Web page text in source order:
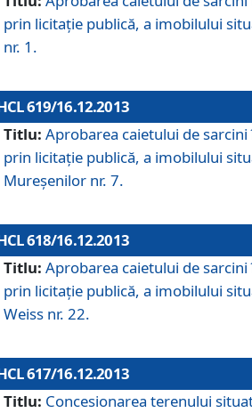
prin licitaţie publică, a imobilului
nr. 1.
619/16.12.2013
Titlu: Aprobarea caietului de
prin licitaţie publică, a imobilului
Mureşenilor nr. 7.
618/16.12.2013
Titlu: Aprobarea caietului de
prin licitaţie publică, a imobilului
Weiss nr. 22.
617/16.12.2013
Titlu: Concesionarea terenului